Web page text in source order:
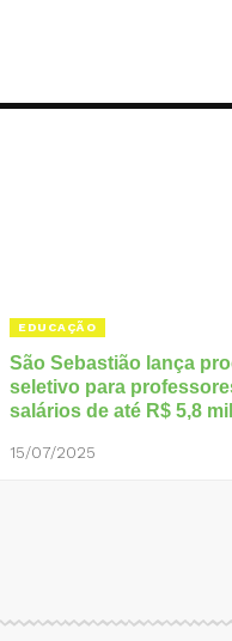
EDUCAÇÃO
São Sebastião lança
seletivo para
salários de até R$ 5,8 mil
15/07/2025